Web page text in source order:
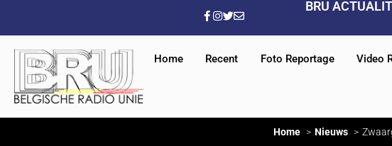
BRU
Home Recent Foto Reportage Video
Home Nieuws